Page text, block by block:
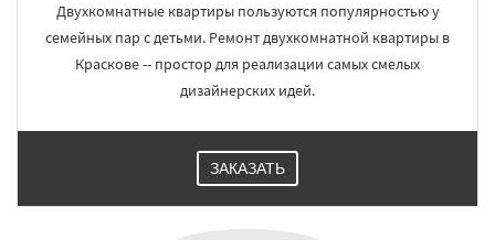
Двухкомнатные квартиры пользуются популярностью у
семейных пар с детьми. Ремонт двухкомнатной квартиры в
Краскове -- простор для реализации самых смелых
дизайнерских идей.
ЗАКАЗАТЬ